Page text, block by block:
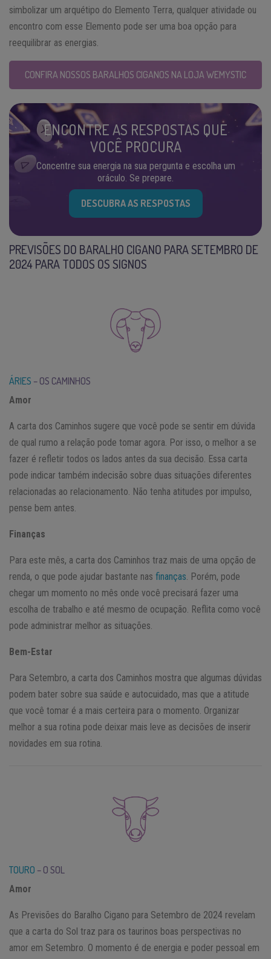
simbolizar um arquétipo do Elemento Terra, qualquer atividade ou
encontro com esse Elemento pode ser uma boa opção para
reequilibrar as energias.
CONFIRA NOSSOS BARALHOS CIGANOS NA LOJA WEMYSTIC
ENCONTRE AS RESPOSTAS QUE
VOCÊ PROCURA
Concentre sua energia na sua pergunta e escolha um
oráculo. Se prepare.
DESCUBRA AS RESPOSTAS
PREVISÕES DO BARALHO CIGANO PARA SETEMBRO DE
2024 PARA TODOS OS SIGNOS
ÁRIES – OS CAMINHOS
Amor
A carta dos Caminhos sugere que você pode se sentir em dúvida
de qual rumo a relação pode tomar agora. Por isso, o melhor a se
fazer é refletir todos os lados antes da sua decisão. Essa carta
pode indicar também indecisão sobre duas situações diferentes
relacionadas ao relacionamento. Não tenha atitudes por impulso,
pense bem antes.
Finanças
Para este mês, a carta dos Caminhos traz mais de uma opção de
renda, o que pode ajudar bastante nas finanças . Porém, pode
chegar um momento no mês onde você precisará fazer uma
escolha de trabalho e até mesmo de ocupação. Reflita como você
pode administrar melhor as situações.
Bem-Estar
Para Setembro, a carta dos Caminhos mostra que algumas dúvidas
podem bater sobre sua saúde e autocuidado, mas que a atitude
que você tomar é a mais certeira para o momento. Organizar
melhor a sua rotina pode deixar mais leve as decisões de inserir
novidades em sua rotina.
TOURO – O SOL
Amor
As Previsões do Baralho Cigano para Setembro de 2024 revelam
que a carta do Sol traz para os taurinos boas perspectivas no
amor em Setembro. O momento é de energia e poder pessoal em